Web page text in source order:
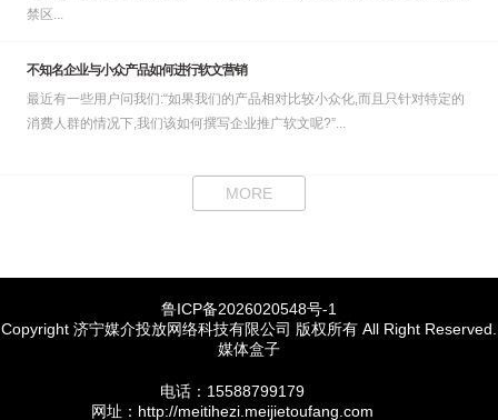
禁区...
不知名企业与小众产品如何进行软文营销
最近有一些用户问我们:“如果我们的产品相对比较小众化,而且只针对特定的
消费人群的情况下,我们该如何撰写企业推广软文呢?”...
MORE
鲁ICP备2026020548号-1
Copyright 济宁媒介投放网络科技有限公司 版权所有 All Right Reserved.
媒体盒子
电话：15588799179
网址：http://meitihezi.meijietoufang.com